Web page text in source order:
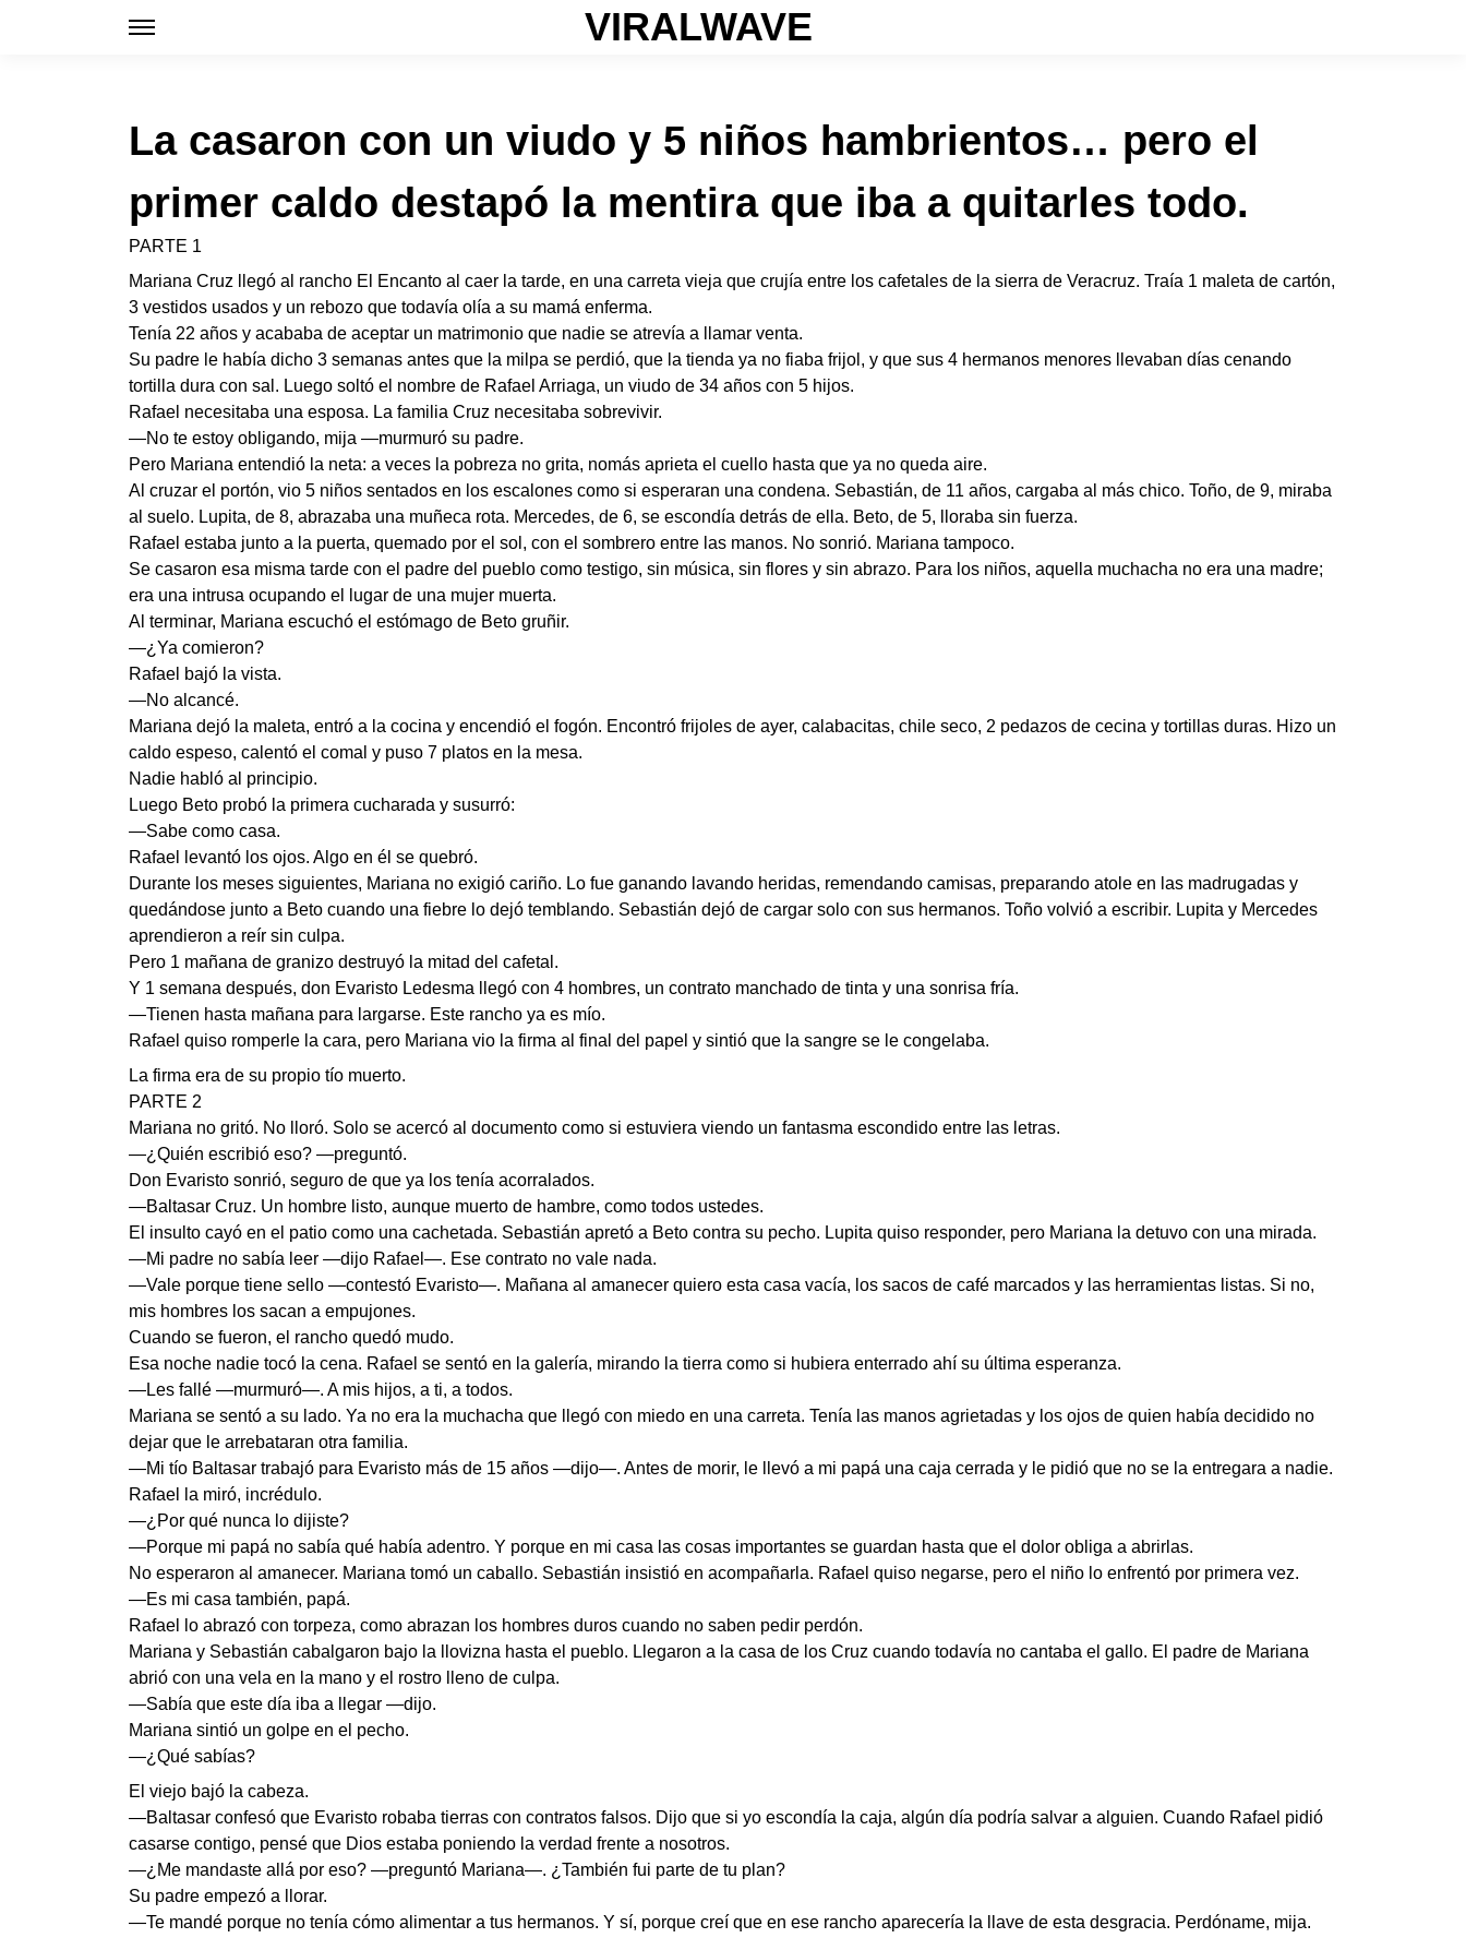
VIRALWAVE
La casaron con un viudo y 5 niños hambrientos… pero el
primer caldo destapó la mentira que iba a quitarles todo.
PARTE 1
Mariana Cruz llegó al rancho El Encanto al caer la tarde, en una carreta vieja que crujía entre los cafetales de la sierra de Veracruz. Traía 1 maleta de cartón,
3 vestidos usados y un rebozo que todavía olía a su mamá enferma.
Tenía 22 años y acababa de aceptar un matrimonio que nadie se atrevía a llamar venta.
Su padre le había dicho 3 semanas antes que la milpa se perdió, que la tienda ya no fiaba frijol, y que sus 4 hermanos menores llevaban días cenando
tortilla dura con sal. Luego soltó el nombre de Rafael Arriaga, un viudo de 34 años con 5 hijos.
Rafael necesitaba una esposa. La familia Cruz necesitaba sobrevivir.
—No te estoy obligando, mija —murmuró su padre.
Pero Mariana entendió la neta: a veces la pobreza no grita, nomás aprieta el cuello hasta que ya no queda aire.
Al cruzar el portón, vio 5 niños sentados en los escalones como si esperaran una condena. Sebastián, de 11 años, cargaba al más chico. Toño, de 9, miraba
al suelo. Lupita, de 8, abrazaba una muñeca rota. Mercedes, de 6, se escondía detrás de ella. Beto, de 5, lloraba sin fuerza.
Rafael estaba junto a la puerta, quemado por el sol, con el sombrero entre las manos. No sonrió. Mariana tampoco.
Se casaron esa misma tarde con el padre del pueblo como testigo, sin música, sin flores y sin abrazo. Para los niños, aquella muchacha no era una madre;
era una intrusa ocupando el lugar de una mujer muerta.
Al terminar, Mariana escuchó el estómago de Beto gruñir.
—¿Ya comieron?
Rafael bajó la vista.
—No alcancé.
Mariana dejó la maleta, entró a la cocina y encendió el fogón. Encontró frijoles de ayer, calabacitas, chile seco, 2 pedazos de cecina y tortillas duras. Hizo un
caldo espeso, calentó el comal y puso 7 platos en la mesa.
Nadie habló al principio.
Luego Beto probó la primera cucharada y susurró:
—Sabe como casa.
Rafael levantó los ojos. Algo en él se quebró.
Durante los meses siguientes, Mariana no exigió cariño. Lo fue ganando lavando heridas, remendando camisas, preparando atole en las madrugadas y
quedándose junto a Beto cuando una fiebre lo dejó temblando. Sebastián dejó de cargar solo con sus hermanos. Toño volvió a escribir. Lupita y Mercedes
aprendieron a reír sin culpa.
Pero 1 mañana de granizo destruyó la mitad del cafetal.
Y 1 semana después, don Evaristo Ledesma llegó con 4 hombres, un contrato manchado de tinta y una sonrisa fría.
—Tienen hasta mañana para largarse. Este rancho ya es mío.
Rafael quiso romperle la cara, pero Mariana vio la firma al final del papel y sintió que la sangre se le congelaba.
La firma era de su propio tío muerto.
PARTE 2
Mariana no gritó. No lloró. Solo se acercó al documento como si estuviera viendo un fantasma escondido entre las letras.
—¿Quién escribió eso? —preguntó.
Don Evaristo sonrió, seguro de que ya los tenía acorralados.
—Baltasar Cruz. Un hombre listo, aunque muerto de hambre, como todos ustedes.
El insulto cayó en el patio como una cachetada. Sebastián apretó a Beto contra su pecho. Lupita quiso responder, pero Mariana la detuvo con una mirada.
—Mi padre no sabía leer —dijo Rafael—. Ese contrato no vale nada.
—Vale porque tiene sello —contestó Evaristo—. Mañana al amanecer quiero esta casa vacía, los sacos de café marcados y las herramientas listas. Si no,
mis hombres los sacan a empujones.
Cuando se fueron, el rancho quedó mudo.
Esa noche nadie tocó la cena. Rafael se sentó en la galería, mirando la tierra como si hubiera enterrado ahí su última esperanza.
—Les fallé —murmuró—. A mis hijos, a ti, a todos.
Mariana se sentó a su lado. Ya no era la muchacha que llegó con miedo en una carreta. Tenía las manos agrietadas y los ojos de quien había decidido no
dejar que le arrebataran otra familia.
—Mi tío Baltasar trabajó para Evaristo más de 15 años —dijo—. Antes de morir, le llevó a mi papá una caja cerrada y le pidió que no se la entregara a nadie.
Rafael la miró, incrédulo.
—¿Por qué nunca lo dijiste?
—Porque mi papá no sabía qué había adentro. Y porque en mi casa las cosas importantes se guardan hasta que el dolor obliga a abrirlas.
No esperaron al amanecer. Mariana tomó un caballo. Sebastián insistió en acompañarla. Rafael quiso negarse, pero el niño lo enfrentó por primera vez.
—Es mi casa también, papá.
Rafael lo abrazó con torpeza, como abrazan los hombres duros cuando no saben pedir perdón.
Mariana y Sebastián cabalgaron bajo la llovizna hasta el pueblo. Llegaron a la casa de los Cruz cuando todavía no cantaba el gallo. El padre de Mariana
abrió con una vela en la mano y el rostro lleno de culpa.
—Sabía que este día iba a llegar —dijo.
Mariana sintió un golpe en el pecho.
—¿Qué sabías?
El viejo bajó la cabeza.
—Baltasar confesó que Evaristo robaba tierras con contratos falsos. Dijo que si yo escondía la caja, algún día podría salvar a alguien. Cuando Rafael pidió
casarse contigo, pensé que Dios estaba poniendo la verdad frente a nosotros.
—¿Me mandaste allá por eso? —preguntó Mariana—. ¿También fui parte de tu plan?
Su padre empezó a llorar.
—Te mandé porque no tenía cómo alimentar a tus hermanos. Y sí, porque creí que en ese rancho aparecería la llave de esta desgracia. Perdóname, mija.